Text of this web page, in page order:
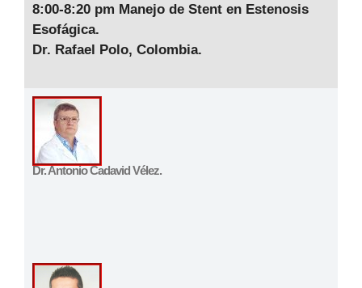
8:00-8:20 pm Manejo de Stent en Estenosis
Esofágica.
Dr. Rafael Polo, Colombia.
Dr. Antonio Cadavid Vélez.